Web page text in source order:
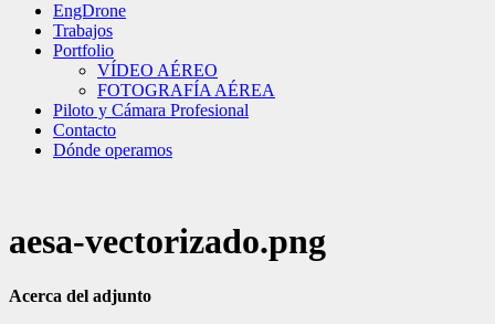
EngDrone
Trabajos
Portfolio
VÍDEO AÉREO
FOTOGRAFÍA AÉREA
Piloto y Cámara Profesional
Contacto
Dónde operamos
aesa-vectorizado.png
Acerca del adjunto